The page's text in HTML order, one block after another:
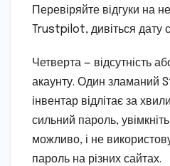
Перевіряйте відгуки на
Trustpilot, дивіться дату
Четверта — відсутність
акаунту. Один зламаний
інвентар відлітає за
сильний пароль, увімкніть
можливо, і не
пароль на різних сайтах.